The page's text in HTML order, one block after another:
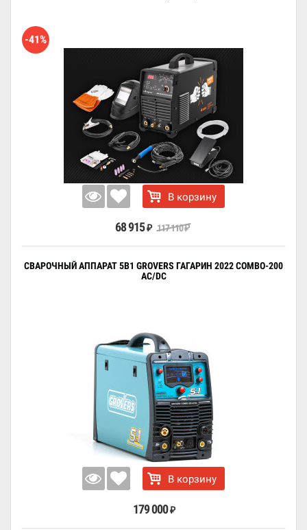
-41%
В корзину
68 915 ₽ 117 110₽
СВАРОЧНЫЙ АППАРАТ 5В1 GROVERS ГАГАРИН 2022 COMBO-200
AC/DC
В корзину
179 000 ₽